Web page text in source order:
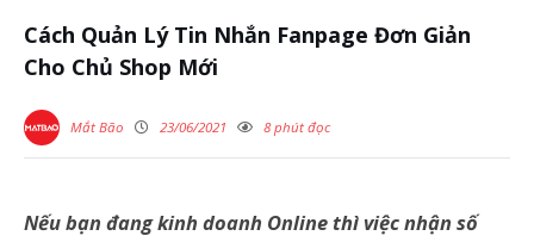
Cách Quản Lý Tin Nhắn Fanpage Đơn Giản
Cho Chủ Shop Mới
Mắt Bão 23/06/2021 8 phút đọc
Nếu bạn đang kinh doanh Online thì việc nhận số